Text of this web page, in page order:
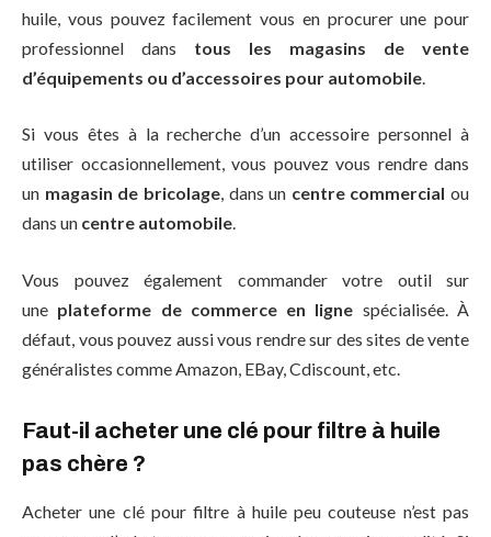
huile, vous pouvez facilement vous en procurer une pour
professionnel dans tous les magasins de vente
d’équipements ou d’accessoires pour automobile
Si vous êtes à la recherche d’un accessoire personnel à
utiliser occasionnellement, vous pouvez vous rendre dans
un magasin de bricolage, dans un centre commercial ou
dans un centre automobile.
Vous pouvez également commander votre outil sur
une plateforme de commerce en ligne spécialisée. À
défaut, vous pouvez aussi vous rendre sur des sites de vente
généralistes comme Amazon, EBay, Cdiscount, etc.
Faut-il acheter une clé pour filtre à huile
pas chère ?
Acheter une clé pour filtre à huile peu couteuse n’est pas